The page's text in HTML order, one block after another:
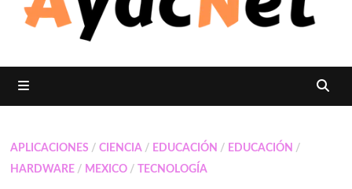
APLICACIONES / CIENCIA/ EDUCACIÓN / EDUCACIÓN /
HARDWARE/ MEXICO/ TECNOLOGÍA